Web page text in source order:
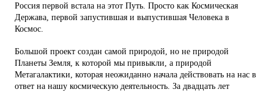
Россия первой встала на этот Путь. Просто как Космическая
Держава, первой запустившая и выпустившая Человека в
Космос.
Большой проект создан самой природой, но не природой
Планеты Земля, к которой мы привыкли, а природой
Метагалактики, которая неожиданно начала действовать на нас в
ответ на нашу космическую деятельность. За двадцать лет